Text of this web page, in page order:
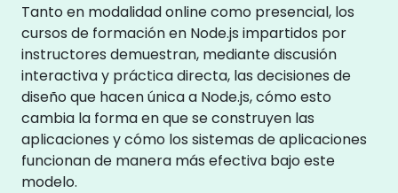
Tanto en modalidad online como presencial, los
cursos de formación en Node.js impartidos por
instructores demuestran, mediante discusión
interactiva y práctica directa, las decisiones de
diseño que hacen única a Node.js, cómo esto
cambia la forma en que se construyen las
aplicaciones y cómo los sistemas de aplicaciones
funcionan de manera más efectiva bajo este
modelo.